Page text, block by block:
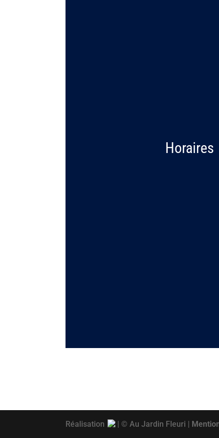
Horaires
Réalisation | © Au Jardin Fleuri |